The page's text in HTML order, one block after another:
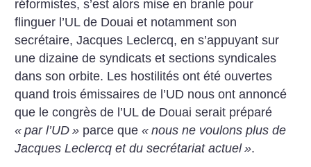
réformistes, s’est alors mise en branle pour
flinguer l’UL de Douai et notamment son
secrétaire, Jacques Leclercq, en s’appuyant sur
une dizaine de syndicats et sections syndicales
dans son orbite. Les hostilités ont été ouvertes
quand trois émissaires de l’UD nous ont annoncé
que le congrès de l’UL de Douai serait préparé
« par l’UD » parce que« nous ne voulons plus de
Jacques Leclercq et du secrétariat actuel ».